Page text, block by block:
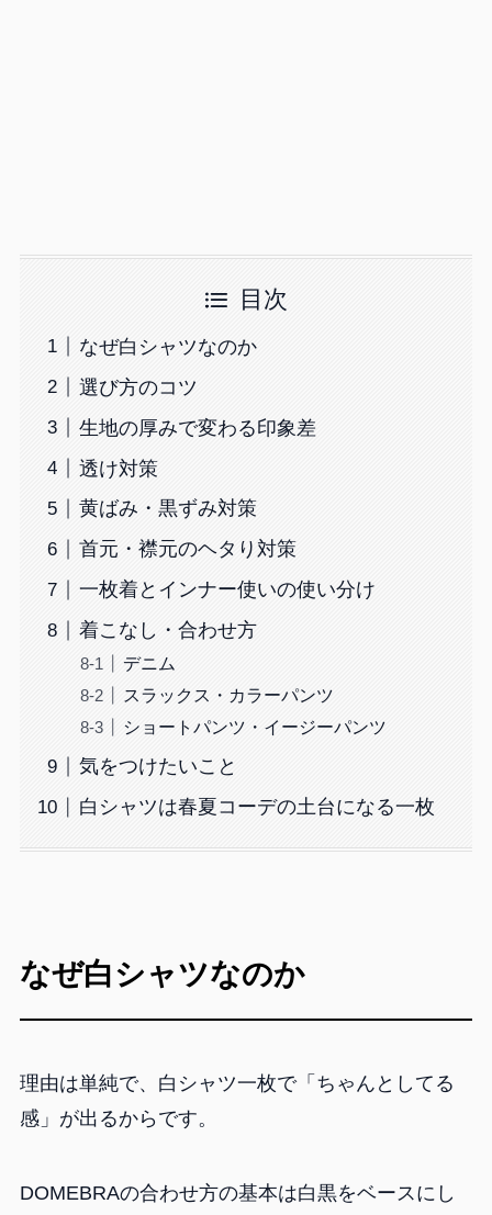
目次
なぜ白シャツなのか
選び方のコツ
生地の厚みで変わる印象差
透け対策
黄ばみ・黒ずみ対策
首元・襟元のヘタり対策
一枚着とインナー使いの使い分け
着こなし・合わせ方
デニム
スラックス・カラーパンツ
ショートパンツ・イージーパンツ
気をつけたいこと
白シャツは春夏コーデの土台になる一枚
なぜ白シャツなのか
理由は単純で、白シャツ一枚で「ちゃんとしてる
感」が出るからです。
DOMEBRAの合わせ方の基本は白黒をベースにし